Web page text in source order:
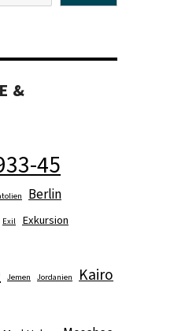
&
45
Berlin
Exil Exkursion
Jemen Jordanien
Kairo